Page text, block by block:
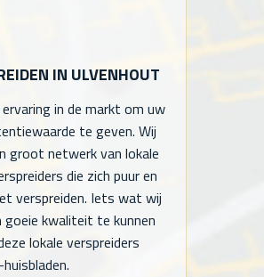
IN ULVENHOUT
in de markt om uw
te geven. Wij
groot netwerk van lokale
die zich puur en
verspreiden. Iets wat wij
goeie kwaliteit te kunnen
lokale verspreiders